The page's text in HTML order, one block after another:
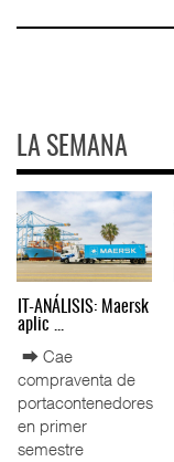
LA SEMANA
AMANAC, treinta y
nueve a ...
La transformación
del comercio
marítimo mundial
también ha
redefin